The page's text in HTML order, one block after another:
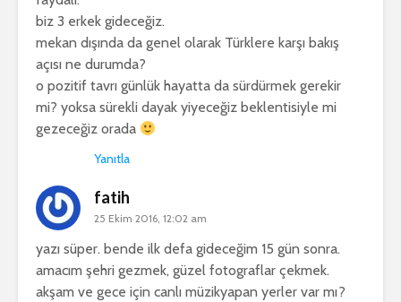
biz 3 erkek gideceğiz.
mekan dışında da genel olarak Türklere karşı bakış
açısı ne durumda?
o pozitif tavrı günlük hayatta da sürdürmek gerekir
mi? yoksa sürekli dayak yiyeceğiz beklentisiyle mi
gezeceğiz orada
Yanıtla
fatih
25 Ekim 2016, 12:02 am
yazı süper. bende ilk defa gideceğim 15 gün sonra.
amacım şehri gezmek, güzel fotograflar çekmek.
akşam ve gece için canlı müzikyapan yerler var mı?